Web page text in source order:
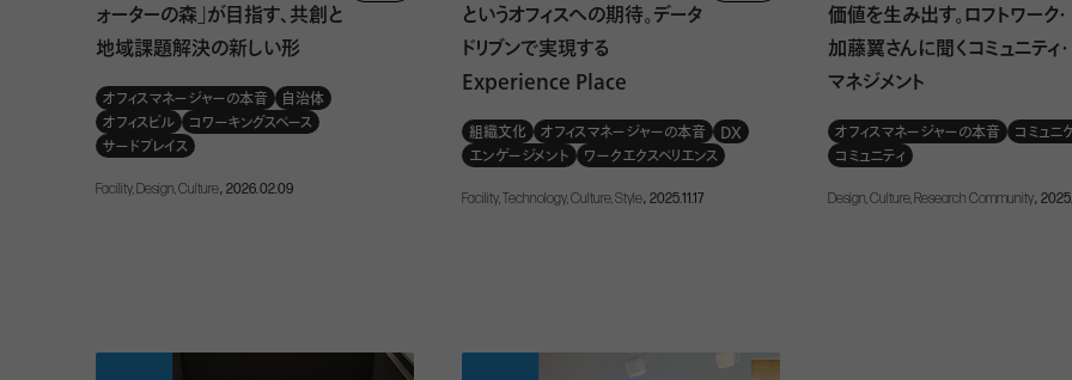
ォーターの森」が目指す、共創と
地域課題解決の新しい形
オフィスマネージャーの本音
自治体
オフィスビル
コワーキングスペース
サードプレイス
Facility, Design, Culture, 2026.02.09
というオフィスへの期待。データ
ドリブンで実現する
Experience Place
組織文化 オフィスマネージャーの本音
DX
エンゲージメント
ワークエクスペリエンス
Facility, Technology, Culture, Style, 2025.11.17
価値を生み出す。ロフトワーク・
加藤翼さんに聞くコミュニティ・
マネジメント
オフィスマネージャーの本音
コミュニ
コミュニティ
Design, Culture, Research Community,